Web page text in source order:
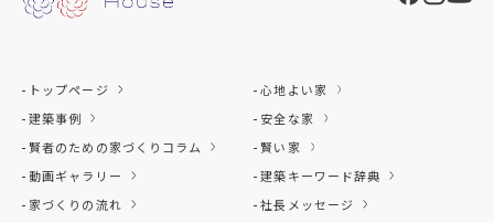
トップページ
建築事例
賢者のための家づくりコラム
動画ギャラリー
家づくりの流れ
心地よい家
安全な家
賢い家
建築キーワード辞典
社長メッセージ